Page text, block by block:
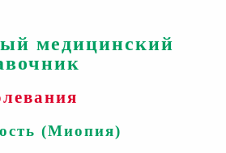
медицинский
(Миопия)